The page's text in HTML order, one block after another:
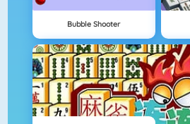
Bubble Shooter